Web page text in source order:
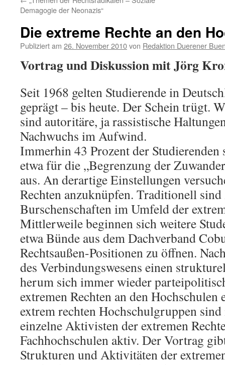
Demagogie der Neonazis“
Die extreme Rechte an den
Publiziert am 26. November 2010von Redaktion Duerener
Vortrag und Diskussion mit Jörg
Seit 1968 gelten Studierende in
geprägt – bis heute. Der Schein trügt.
sind autoritäre, ja rassistische
Nachwuchs im Aufwind.
Immerhin 43 Prozent der Studierenden
etwa für die „Begrenzung der
aus. An derartige Einstellungen
Rechten anzuknüpfen. Traditionell sind
Burschenschaften im Umfeld der
Mittlerweile beginnen sich weitere
etwa Bünde aus dem Dachverband
Rechtsaußen-Positionen zu öffnen.
des Verbindungswesens einen
herum sich immer wieder
extremen Rechten an den Hochschulen
extrem rechten Hochschulgruppen
einzelne Aktivisten der extremen
Fachhochschulen aktiv. Der Vortrag
Strukturen und Aktivitäten der